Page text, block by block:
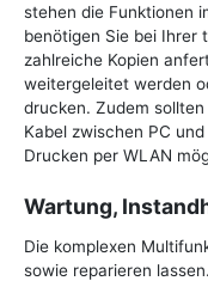
stehen die Funktionen
benötigen Sie bei Ihrer
zahlreiche Kopien
weitergeleitet werden
drucken. Zudem
Kabel zwischen PC
Drucken per WLAN
Wartung,
Die komplexen
sowie reparieren